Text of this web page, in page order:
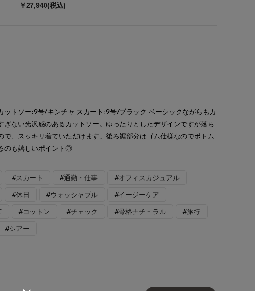
￥27,940(税込)
ットソー:9号/キンチャ スカート:9号/ブラック ベーシックながらもカ
ぎない光沢感のあるカットソー。ゆったりとしたデザインですが落ち
で、スッキリ着ていただけます。後ろ裾部分はゴム仕様なのでボトム
のも嬉しいポイント◎
#スカート #通勤・仕事 #オフィスカジュアル
#休日 #ウォッシャブル #イージーケア
#コットン #チェック #骨格ナチュラル #旅行
#シアー